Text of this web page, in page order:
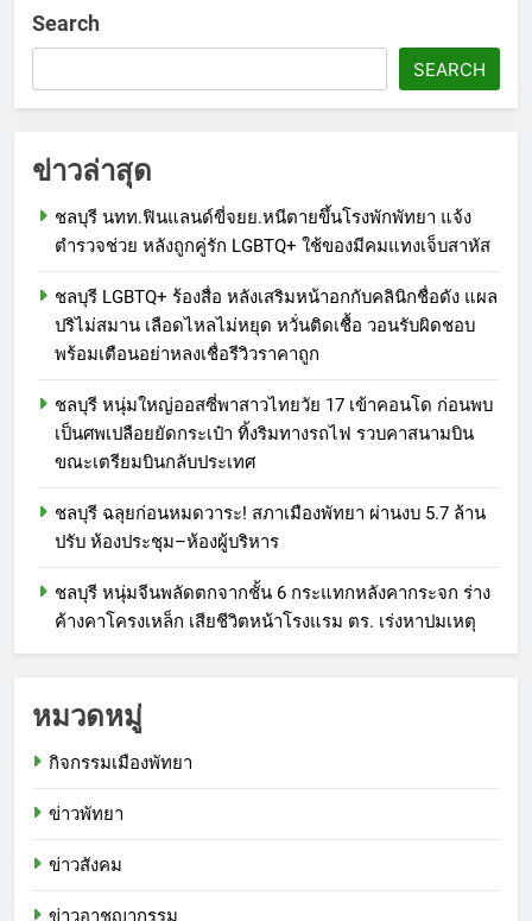
Search
SEARCH
ข่าวล่าสุด
ชลบุรี นทท.ฟินแลนด์ขี่จยย.หนีตายขึ้นโรงพักพัทยา แจ้ง
ตำรวจช่วย หลังถูกคู่รัก LGBTQ+ ใช้ของมีคมแทงเจ็บสาหัส
ชลบุรี LGBTQ+ ร้องสื่อ หลังเสริมหน้าอกกับคลินิกชื่อดัง แผล
ปริไม่สมาน เลือดไหลไม่หยุด หวั่นติดเชื้อ วอนรับผิดชอบ
พร้อมเตือนอย่าหลงเชื่อรีวิวราคาถูก
ชลบุรี หนุ่มใหญ่ออสซี่พาสาวไทยวัย 17 เข้าคอนโด ก่อนพบ
เป็นศพเปลือยยัดกระเป๋า ทิ้งริมทางรถไฟ รวบคาสนามบิน
ขณะเตรียมบินกลับประเทศ
ชลบุรี ฉลุยก่อนหมดวาระ! สภาเมืองพัทยา ผ่านงบ 5.7 ล้าน
ปรับ ห้องประชุม–ห้องผู้บริหาร
ชลบุรี หนุ่มจีนพลัดตกจากชั้น 6 กระแทกหลังคากระจก ร่าง
ค้างคาโครงเหล็ก เสียชีวิตหน้าโรงแรม ตร. เร่งหาปมเหตุ
หมวดหมู่
กิจกรรมเมืองพัทยา
ข่าวพัทยา
ข่าวสังคม
ข่าวอาชญากรรม